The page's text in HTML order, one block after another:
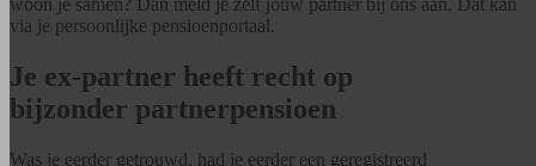
via je persoonlijke pensioenportaal.
Je ex-partner heeft recht op
bijzonder partnerpensioen
Was je eerder getrouwd, had je eerder een geregistreerd